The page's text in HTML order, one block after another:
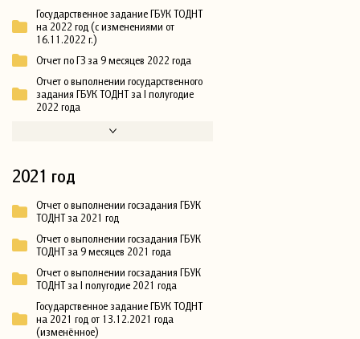
Государственное задание ГБУК ТОДНТ
на 2022 год (с изменениями от
16.11.2022 г.)
Отчет по ГЗ за 9 месяцев 2022 года
Отчет о выполнении государственного
задания ГБУК ТОДНТ за I полугодие
2022 года
2021 год
Отчет о выполнении госзадания ГБУК
ТОДНТ за 2021 год
Отчет о выполнении госзадания ГБУК
ТОДНТ за 9 месяцев 2021 года
Отчет о выполнении госзадания ГБУК
ТОДНТ за I полугодие 2021 года
Государственное задание ГБУК ТОДНТ
на 2021 год от 13.12.2021 года
(изменённое)